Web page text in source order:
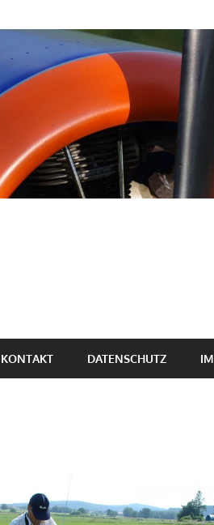
KONTAKT DATENSCHUTZ